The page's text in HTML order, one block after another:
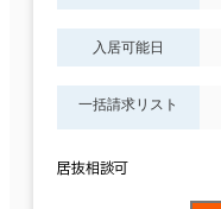
入居可能日
一括請求リスト
居抜相談可